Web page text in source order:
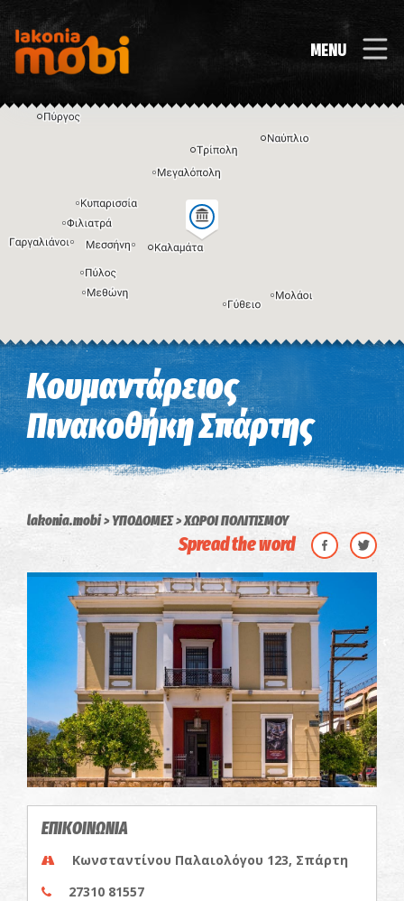
MENU
Η εικόνα ενδέχεται να υπόκειται σε πνευματικά δικαιώματα Όροι
Κουμαντάρειος
Πινακοθήκη Σπάρτης
lakonia.mobi ΥΠΟΔΟΜΕΣ ΧΩΡΟΙ ΠΟΛΙΤΙΣΜΟΥ
Spread the word
ΕΠΙΚΟΙΝΩΝΙΑ
Κωνσταντίνου Παλαιολόγου 123, Σπάρτη
27310 81557